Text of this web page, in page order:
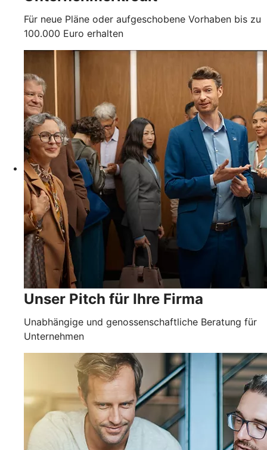
Für neue Pläne oder aufgeschobene Vorhaben bis zu
100.000 Euro erhalten
Unser Pitch für Ihre Firma
Unabhängige und genossenschaftliche Beratung für
Unternehmen